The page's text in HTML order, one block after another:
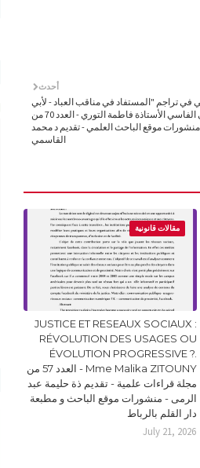
أحدث
في تراجم "المستفاد في مناقب العباد - لأبي
عبد الله محمد التميمي الفاسي الأستاذة فاطمة التوري - العدد 70 من
منشورات موقع الباحث العلمي - تقديم د محمد
القاسمي
مقالات قانونية
JUSTICE ET RESEAUX SOCIAUX :
RÉVOLUTION DES USAGES OU
ÉVOLUTION PROGRESSIVE ?.
Mme Malika ZITOUNY - العدد 57 من
مجلة قراءات علمية - تقديم ذة حليمة عبد
الرمى - منشورات موقع الباحث و مطبعة
دار القلم بالرباط
July 21, 2026